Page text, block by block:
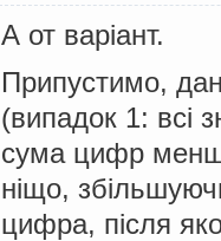
А от варіант.
Припустимо,
(випадок 1: всі
сума цифр
ніщо,
цифра, після